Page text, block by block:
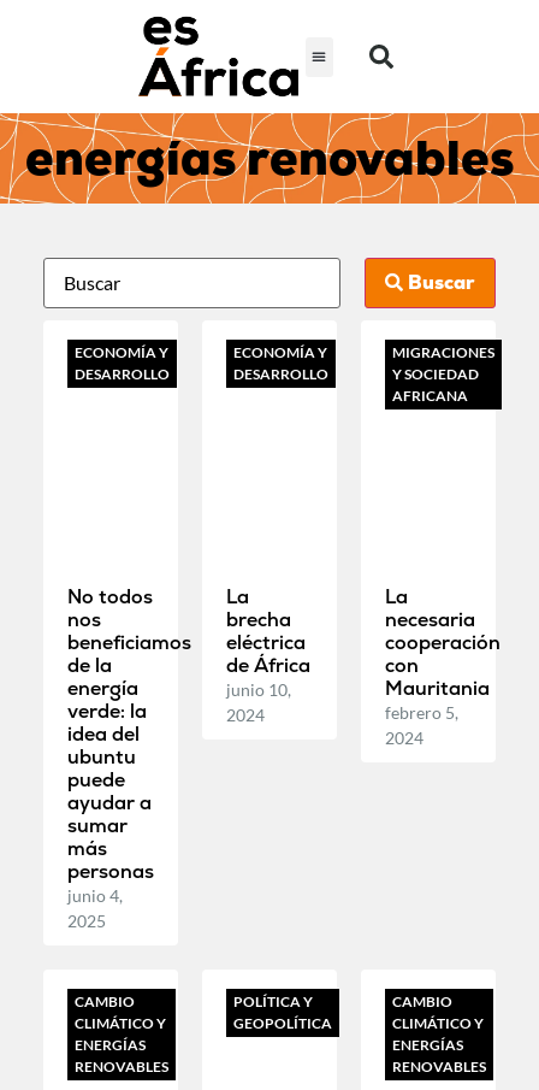
energías renovables
Buscar
ECONOMÍA Y
DESARROLLO
No todos
nos
beneficiamos
de la
energía
verde: la
idea del
ubuntu
puede
ayudar a
sumar
más
personas
junio 4,
2025
ECONOMÍA Y
DESARROLLO
La
brecha
eléctrica
de África
junio 10,
2024
MIGRACIONES
Y SOCIEDAD
AFRICANA
La
necesaria
cooperación
con
Mauritania
febrero 5,
2024
CAMBIO
CLIMÁTICO Y
ENERGÍAS
RENOVABLES
POLÍTICA Y
GEOPOLÍTICA
CAMBIO
CLIMÁTICO Y
ENERGÍAS
RENOVABLES